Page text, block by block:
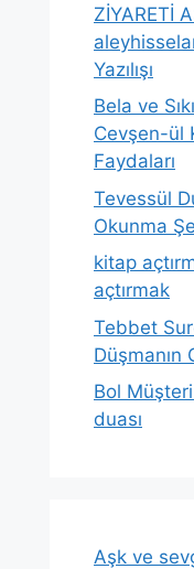
ZİYARETİ
Yazılışı
Bela ve
Cevşen-ül
Faydaları
Tevessül
Okunma
kitap
açtırmak
Tebbet
Düşmanın
Bol
duası
Aşk ve